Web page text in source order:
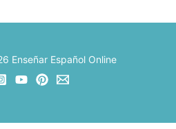
Enseñar Español Online